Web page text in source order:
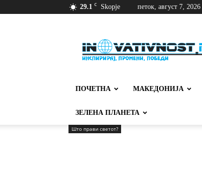
29.1 C Skopje петок, август 7, 2026
ПОЧЕТНА МАКЕДОНИЈА
ЗЕЛЕНА ПЛАНЕТА
Што прави светот?